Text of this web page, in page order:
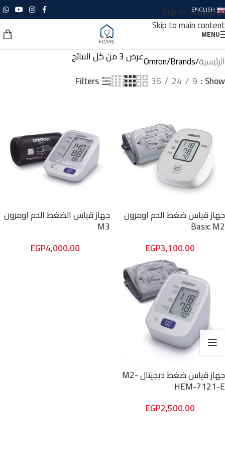
Skip to navigation
Skip to main content
ENGLISH
MENU
الرئيسية Brands
Omronعرض ⁦3⁩ من كل النتائج
Show
9
24
36
Filters
جهاز قياس ضغط الدم اومرون
Basic M2
EGP3,100.00
جهاز قياس الضغط الدم اومرون
M3
EGP4,000.00
جهاز قياس ضغط ديجيتال M2-
HEM-7121-E
EGP2,500.00